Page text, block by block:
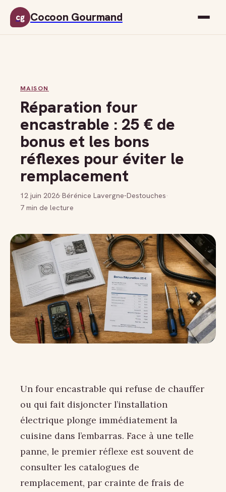
cg Cocoon Gourmand
MAISON
Réparation four
encastrable : 25 € de
bonus et les bons
réflexes pour éviter le
remplacement
12 juin 2026·Bérénice Lavergne-Destouches·
7 min de lecture
Un four encastrable qui refuse de chauffer
ou qui fait disjoncter l’installation
électrique plonge immédiatement la
cuisine dans l’embarras. Face à une telle
panne, le premier réflexe est souvent de
consulter les catalogues de
remplacement, par crainte de frais de